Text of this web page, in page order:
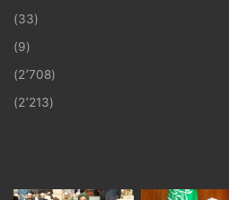
(33)
(9)
(2٬708)
(2٬213)